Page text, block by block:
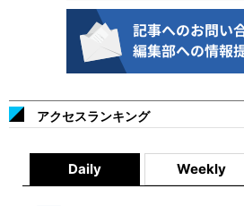
アクセスランキング
Daily Weekly